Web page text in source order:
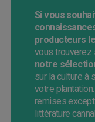
Si vous
producteurs
vous trouverez
notre
sur la culture à
votre
remises
littérature